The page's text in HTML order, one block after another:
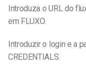
Introduza o URL do
em FLUXO.
Introduzir o login e a
CREDENTIALS.